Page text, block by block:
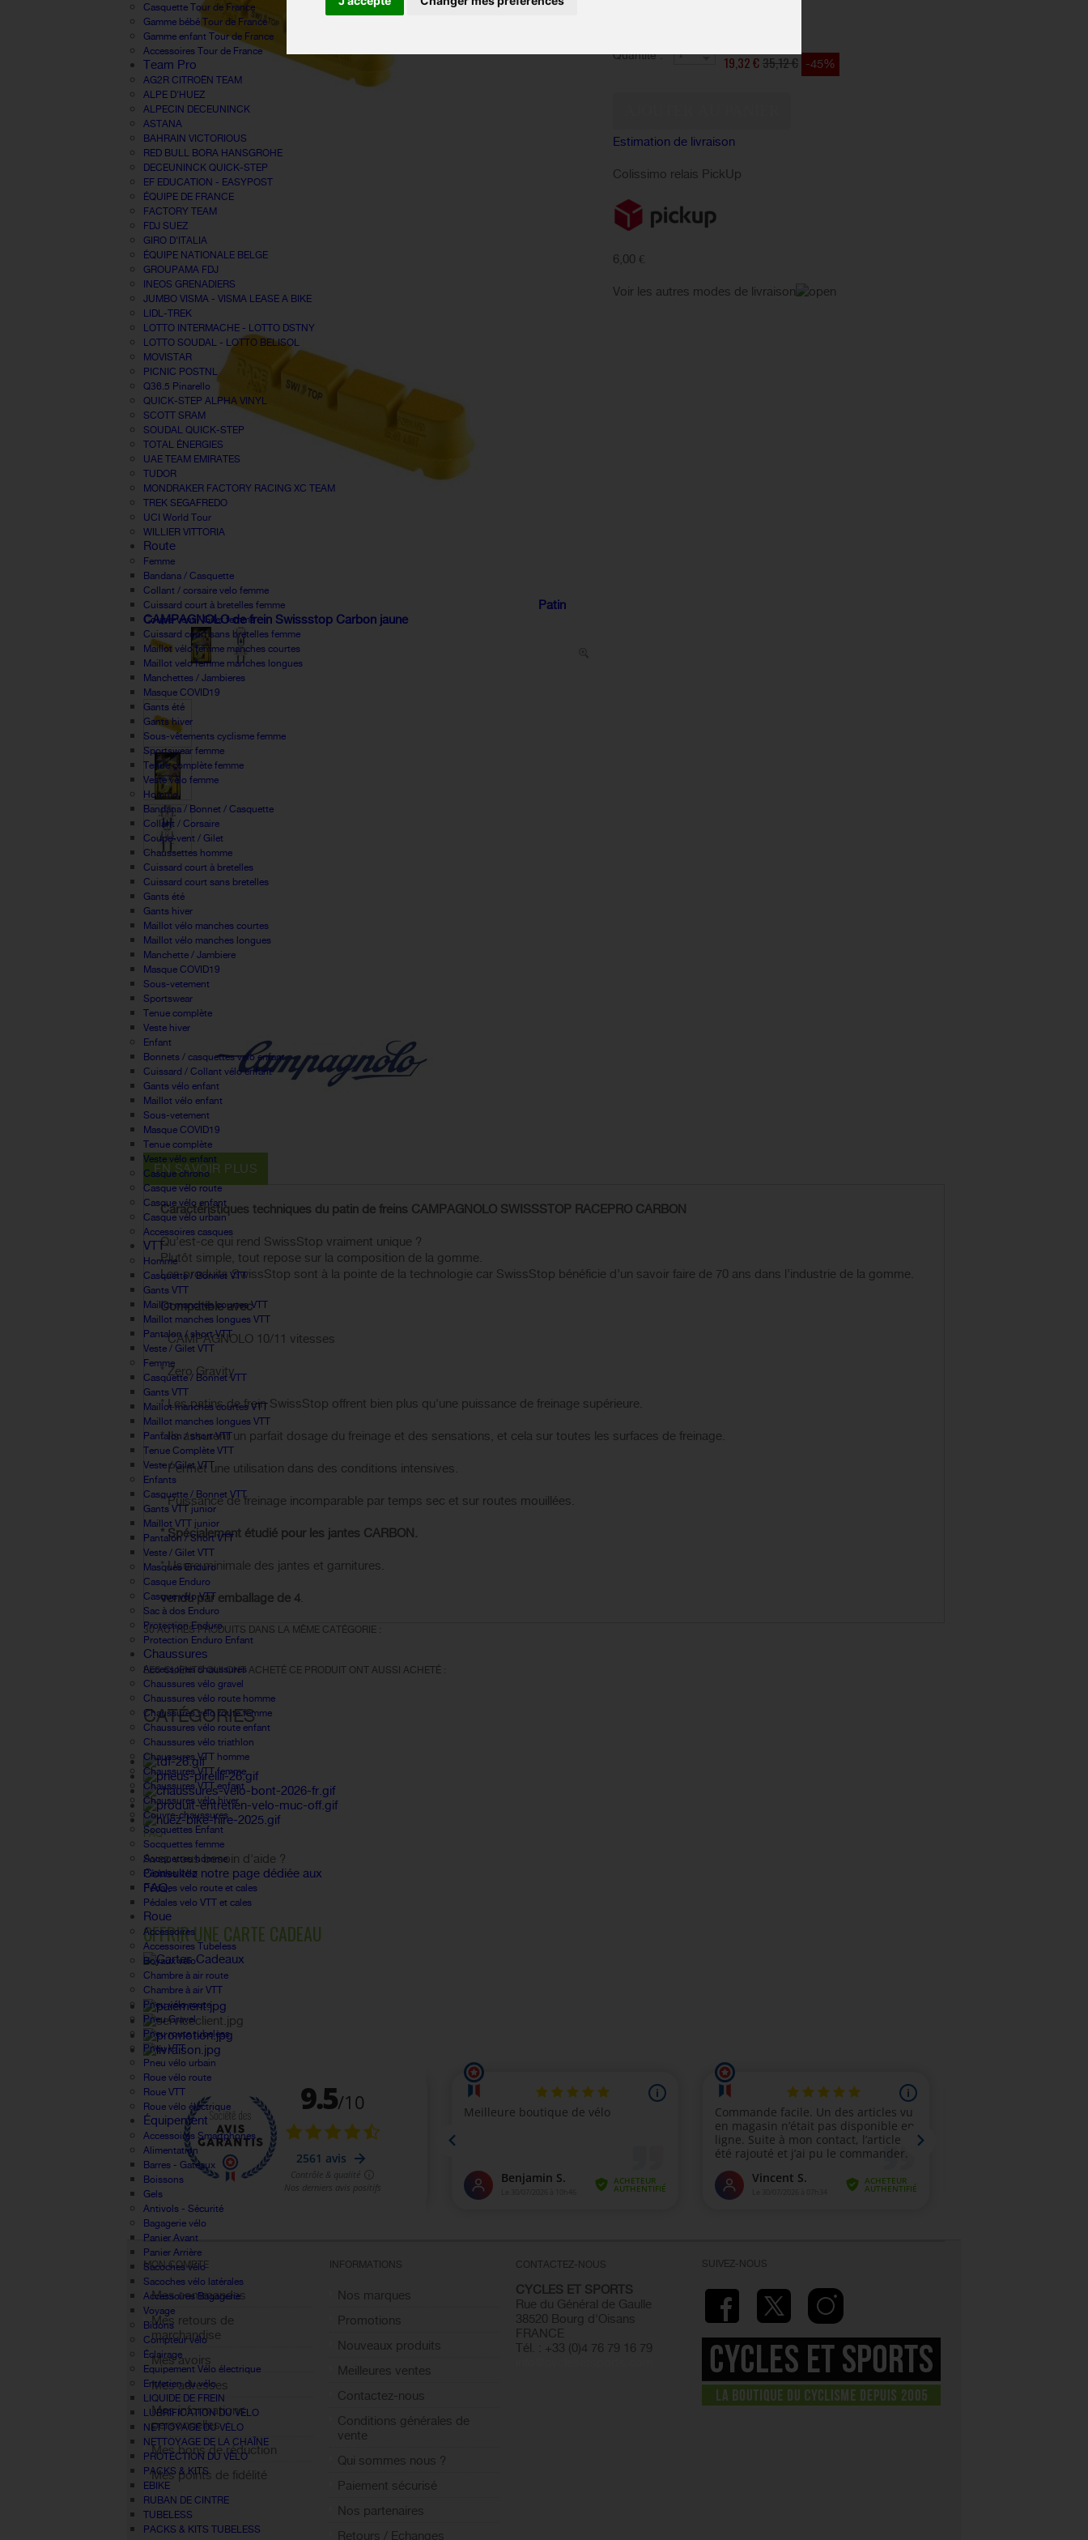
Casquette Tour de France
Gamme bébé Tour de France
Gamme enfant Tour de France
Accessoires Tour de France
Team Pro
AG2R CITROËN TEAM
ALPE D'HUEZ
ALPECIN DECEUNINCK
ASTANA
BAHRAIN VICTORIOUS
RED BULL BORA HANSGROHE
DECEUNINCK QUICK-STEP
EF EDUCATION - EASYPOST
ÉQUIPE DE FRANCE
FACTORY TEAM
FDJ SUEZ
GIRO D'ITALIA
ÉQUIPE NATIONALE BELGE
GROUPAMA FDJ
INEOS GRENADIERS
JUMBO VISMA - VISMA LEASE A BIKE
LIDL-TREK
LOTTO INTERMACHE - LOTTO DSTNY
LOTTO SOUDAL - LOTTO BELISOL
MOVISTAR
PICNIC POSTNL
Q36.5 Pinarello
QUICK-STEP ALPHA VINYL
SCOTT SRAM
SOUDAL QUICK-STEP
TOTAL ÉNERGIES
UAE TEAM EMIRATES
TUDOR
MONDRAKER FACTORY RACING XC TEAM
TREK SEGAFREDO
UCI World Tour
WILLIER VITTORIA
Route
Femme
Bandana / Casquette
Collant / corsaire velo femme
Cuissard court à bretelles femme
Coupe-vent / Gilet femme
Cuissard court sans bretelles femme
Maillot vélo femme manches courtes
Maillot velo femme manches longues
Manchettes / Jambieres
Masque COVID19
Gants été
Gants hiver
Sous-vêtements cyclisme femme
Sportswear femme
Tenue complète femme
Veste vélo femme
Homme
Bandana / Bonnet / Casquette
Collant / Corsaire
Coupe-vent / Gilet
Chaussettes homme
Cuissard court à bretelles
Cuissard court sans bretelles
Gants été
Gants hiver
Maillot vélo manches courtes
Maillot vélo manches longues
Manchette / Jambiere
Masque COVID19
Sous-vetement
Sportswear
Tenue complète
Veste hiver
Enfant
Bonnets / casquettes velo enfant
Cuissard / Collant vélo enfant
Gants vélo enfant
Maillot vélo enfant
Sous-vetement
Masque COVID19
Tenue complète
Veste vélo enfant
Casque chrono
Casque vélo route
Casque vélo enfant
Casque vélo urbain
Accessoires casques
VTT
Homme
Casquette / Bonnet VTT
Gants VTT
Maillot manches courtes VTT
Maillot manches longues VTT
Pantalon / short VTT
Veste / Gilet VTT
Femme
Casquette / Bonnet VTT
Gants VTT
Maillot manches courtes VTT
Maillot manches longues VTT
Pantalon / short VTT
Tenue Complète VTT
Veste / Gilet VTT
Enfants
Casquette / Bonnet VTT
Gants VTT junior
Maillot VTT junior
Pantalon / Short VTT
Veste / Gilet VTT
Masques Enduro
Casque Enduro
Casque vélo VTT
Sac à dos Enduro
Protection Enduro
Protection Enduro Enfant
Chaussures
Accessoires chaussures
Chaussures vélo gravel
Chaussures vélo route homme
Chaussures vélo route femme
Chaussures vélo route enfant
Chaussures vélo triathlon
Chaussures VTT homme
Chaussures VTT femme
Chaussures VTT enfant
Chaussures vélo hiver
Couvre-chaussures
Socquettes Enfant
Socquettes femme
Socquettes homme
Pédales vélo
Pédales velo route et cales
Pédales velo VTT et cales
Roue
Accessoires
Accessoires Tubeless
Boyaux vélo
Chambre à air route
Chambre à air VTT
Pneu vélo route
Pneu Gravel
Pneu route tubeless
Pneu VTT
Pneu vélo urbain
Roue vélo route
Roue VTT
Roue vélo électrique
Équipement
Accessoires Smartphones
Alimentation
Barres - Gateaux
Boissons
Gels
Antivols - Sécurité
Bagagerie vélo
Panier Avant
Panier Arrière
Sacoches vélo
Sacoches vélo latérales
Accessoires Bagagerie
Voyage
Bidons
Compteur vélo
Éclairage
Equipement Vélo électrique
Entretien du vélo
LIQUIDE DE FREIN
LUBRIFICATION DU VÉLO
NETTOYAGE DU VÉLO
NETTOYAGE DE LA CHAÎNE
PROTECTION DU VÉLO
PACKS & KITS
EBIKE
RUBAN DE CINTRE
TUBELESS
PACKS & KITS TUBELESS
Patin
CAMPAGNOLO de frein Swissstop Carbon jaune
Quantité : 19,32 €35,12 € -45%
Estimation de livraison
Colissimo relais PickUp
6,00 €
Voir les autres modes de livraison
EN SAVOIR PLUS
Caractéristiques techniques du patin de freins CAMPAGNOLO SWISSSTOP RACEPRO CARBON
Qu’est-ce qui rend SwissStop vraiment unique ?
Plutôt simple, tout repose sur la composition de la gomme.
Les produits SwissStop sont à la pointe de la technologie car SwissStop bénéficie d’un savoir faire de 70 ans dans l’industrie de la gomme.
Compatible avec
* CAMPAGNOLO 10/11 vitesses
* Zero Gravity
* Les patins de frein SwissStop offrent bien plus qu'une puissance de freinage supérieure.
* Ils assurent un parfait dosage du freinage et des sensations, et cela sur toutes les surfaces de freinage.
* Permet une utilisation dans des conditions intensives.
* Puissance de freinage incomparable par temps sec et sur routes mouillées.
* Spécialement étudié pour les jantes CARBON.
* Usure minimale des jantes et garnitures.
vendu par emballage de 4.
30 AUTRES PRODUITS DANS LA MÊME CATÉGORIE :
LES CLIENTS QUI ONT ACHETÉ CE PRODUIT ONT AUSSI ACHETÉ :
CATÉGORIES
FAQ
Avez vous besoin d'aide ?
Consultez notre page dédiée aux
FAQ.
OFFRIR UNE CARTE CADEAU
MON COMPTE
Mes commandes
Mes retours de
marchandise
Mes avoirs
Mes adresses
Mes informations
personnelles
Mes bons de réduction
Mes points de fidélité
Sign out
INFORMATIONS
Nos marques
Promotions
Nouveaux produits
Meilleures ventes
Contactez-nous
Conditions générales de
vente
Qui sommes nous ?
Paiement sécurisé
Nos partenaires
Retours / Echanges
CONTACTEZ-NOUS
CYCLES ET SPORTS
Rue du Général de Gaulle
38520 Bourg d'Oisans
FRANCE
Tél. : +33 (0)4 76 79 16 79
SUIVEZ-NOUS